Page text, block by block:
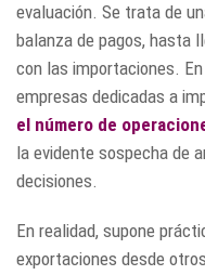
evaluación. Se trata de
balanza de pagos, hasta
con las importaciones.
empresas dedicadas a
el número de
la evidente sospecha de
decisiones.
En realidad, supone
exportaciones desde